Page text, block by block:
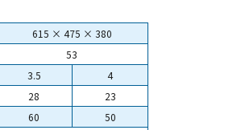
615 × 475 × 380
53
3.5
4
28
23
60
50